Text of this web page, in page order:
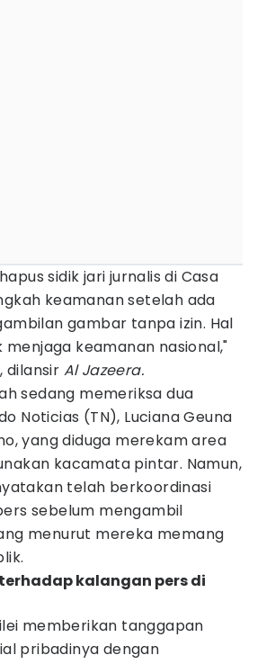
sidik jari jurnalis di Casa
keamanan setelah ada
gambar tanpa izin. Hal
menjaga keamanan nasional,"
dilansir Al Jazeera.
sedang memeriksa dua
Noticias (TN), Luciana Geuna
yang diduga merekam area
kacamata pintar. Namun,
telah berkoordinasi
sebelum mengambil
menurut mereka memang
kalangan pers di
memberikan tanggapan
pribadinya dengan